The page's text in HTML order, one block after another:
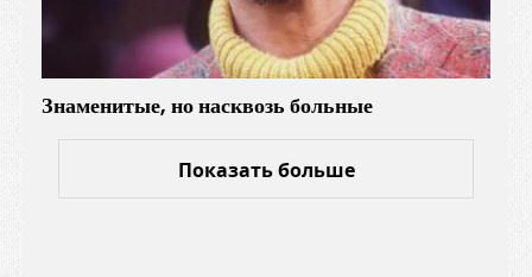
Знаменитые, но насквозь больные
Показать больше